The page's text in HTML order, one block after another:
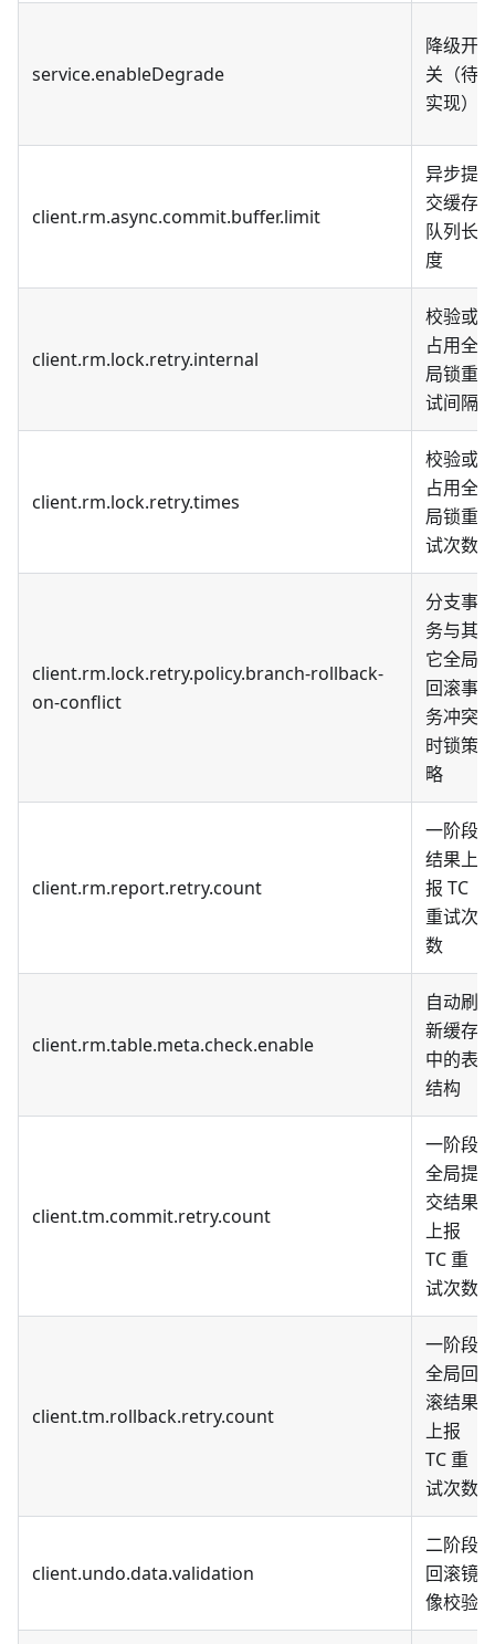
service.enableDegrade
降级开
关（待
实现）
client.rm.async.commit.buffer.limit
异步提
交缓存
队列长
度
client.rm.lock.retry.internal
校验或
占用全
局锁重
试间隔
client.rm.lock.retry.times
校验或
占用全
局锁重
试次数
client.rm.lock.retry.policy.branch-rollback-
on-conflict
分支事
务与其
它全局
回滚事
务冲突
时锁策
略
client.rm.report.retry.count
一阶段
结果上
报 TC
重试次
数
client.rm.table.meta.check.enable
自动刷
新缓存
中的表
结构
client.tm.commit.retry.count
一阶段
全局提
交结果
上报
TC 重
试次数
client.tm.rollback.retry.count
一阶段
全局回
滚结果
上报
TC 重
试次数
client.undo.data.validation
二阶段
回滚镜
像校验